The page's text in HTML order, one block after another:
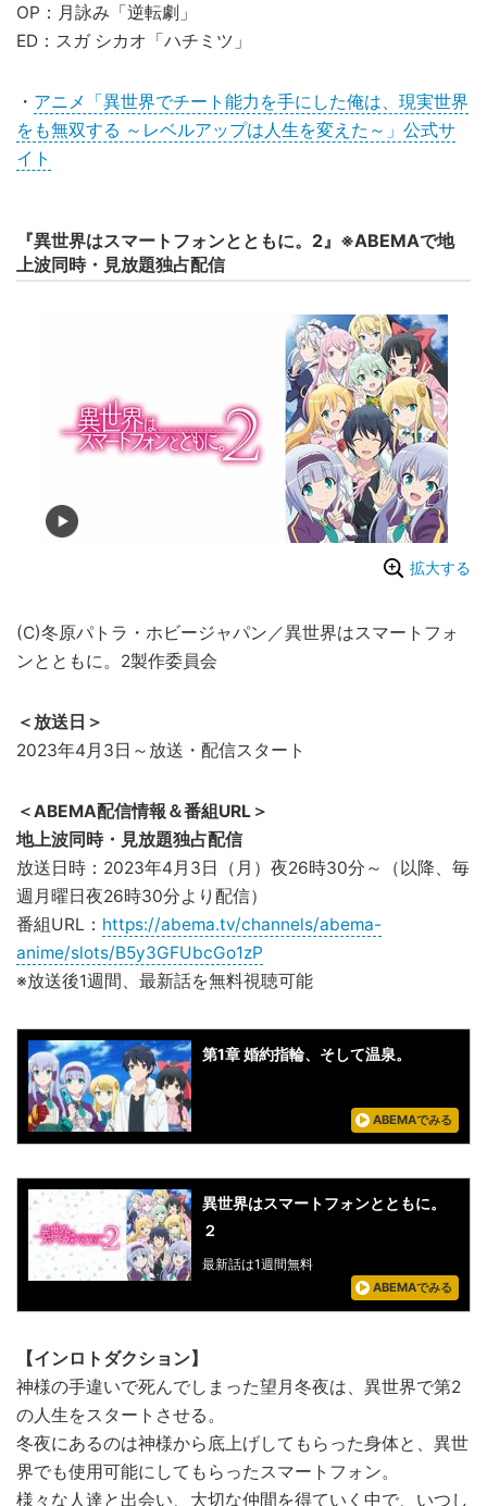
OP：月詠み「逆転劇」
ED：スガ シカオ「ハチミツ」
・ アニメ「異世界でチート能力を手にした俺は、現実世界
をも無双する ～レベルアップは人生を変えた～」公式サ
イト
『異世界はスマートフォンとともに。2』※ABEMAで地
上波同時・見放題独占配信
拡大する
(C)冬原パトラ・ホビージャパン／異世界はスマートフォ
ンとともに。2製作委員会
＜放送日＞
2023年4月3日～放送・配信スタート
＜ABEMA配信情報＆番組URL＞
地上波同時・見放題独占配信
放送日時：2023年4月3日（月）夜26時30分～（以降、毎
週月曜日夜26時30分より配信）
番組URL： https://abema.tv/channels/abema-
anime/slots/B5y3GFUbcGo1zP
※放送後1週間、最新話を無料視聴可能
第1章 婚約指輪、そして温泉。
ABEMAでみる
異世界はスマートフォンとともに。
２
最新話は1週間無料
ABEMAでみる
【インロトダクション】
神様の手違いで死んでしまった望月冬夜は、異世界で第2
の人生をスタートさせる。
冬夜にあるのは神様から底上げしてもらった身体と、異世
界でも使用可能にしてもらったスマートフォン。
様々な人達と出会い、大切な仲間を得ていく中で、いつし